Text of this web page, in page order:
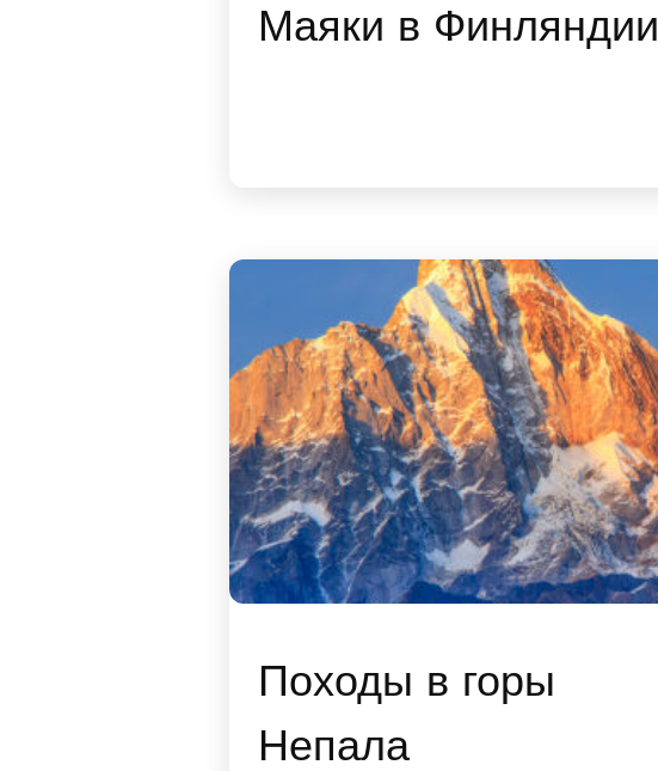
Маяки в Финляндии
Походы в горы
Непала